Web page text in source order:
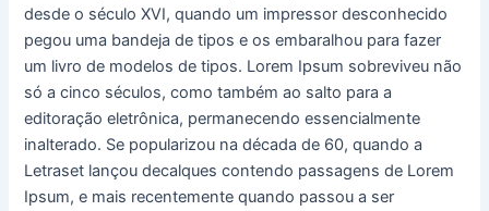
desde o século XVI, quando um impressor desconhecido
pegou uma bandeja de tipos e os embaralhou para fazer
um livro de modelos de tipos. Lorem Ipsum sobreviveu não
só a cinco séculos, como também ao salto para a
editoração eletrônica, permanecendo essencialmente
inalterado. Se popularizou na década de 60, quando a
Letraset lançou decalques contendo passagens de Lorem
Ipsum, e mais recentemente quando passou a ser